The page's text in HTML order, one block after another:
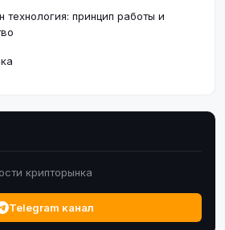
технология: принцип работы и
крипторынка
Telegram канал